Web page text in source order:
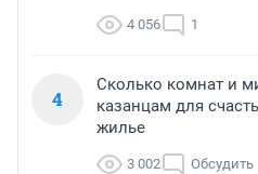
4 056 1
4
Сколько комнат и
казанцам для
жилье
3 002 Обсудить